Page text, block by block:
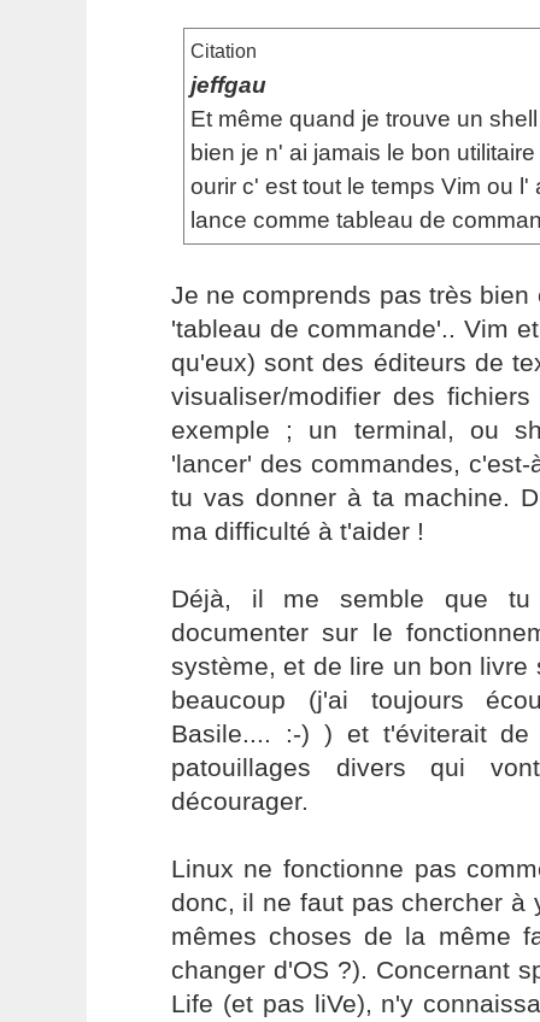
Citation
jeffgau
Et même quand je trouve un
bien je n' ai jamais le bon
ourir c' est tout le temps Vim ou l'
lance comme tableau de
Je ne comprends pas très
'tableau de commande'.. Vim
qu'eux) sont des éditeurs de
visualiser/modifier des
exemple ; un terminal, ou
'lancer' des commandes,
tu vas donner à ta machine.
ma difficulté à t'aider !
Déjà, il me semble que
documenter sur le
système, et de lire un bon livre
beaucoup (j'ai toujours
Basile.... :-) ) et t'éviterait
patouillages divers qui
décourager.
Linux ne fonctionne pas
donc, il ne faut pas chercher à
mêmes choses de la même
changer d'OS ?). Concernant
Life (et pas liVe), n'y